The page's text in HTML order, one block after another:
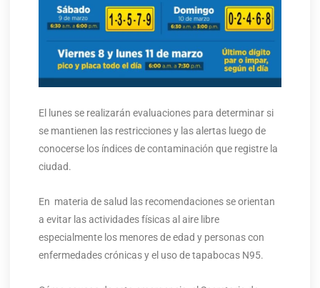
El lunes se realizarán evaluaciones para determinar si
se mantienen las restricciones y las alertas luego de
conocerse los índices de contaminación que registre la
ciudad.
En materia de salud las recomendaciones se orientan
a evitar las actividades físicas al aire libre
especialmente los menores de edad y personas con
enfermedades crónicas y el uso de tapabocas N95.